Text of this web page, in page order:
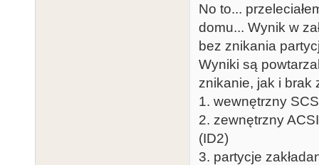
No to...
domu... Wynik w
bez znikania
Wyniki są
znikanie, jak i brak
1. wewnętrzny
2. zewnętrzny
(ID2)
3. partycje